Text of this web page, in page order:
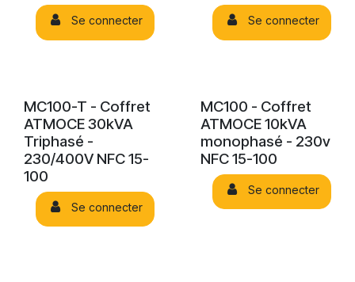
Se connecter Se connecter
MC100-T - Coffret
ATMOCE 30kVA
Triphasé -
230/400V NFC 15-
100
Se connecter
MC100 - Coffret
ATMOCE 10kVA
monophasé - 230v
NFC 15-100
Se connecter